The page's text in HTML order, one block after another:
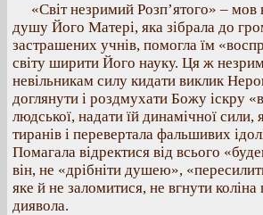
«Світ незримий Розп’ятого» – мов
душу Його Матері, яка зібрала до
застрашених учнів, помогла їм
світу ширити Його науку. Ця ж
невільникам силу кидати виклик
доглянути і роздмухати Божу іскру
людської, надати їй динамічної сили,
тиранів і перевертала фальшивих
Помагала відректися від всього
він, не «дрібніти душею»,
яке й не заломитися, не вгнути
диявола.